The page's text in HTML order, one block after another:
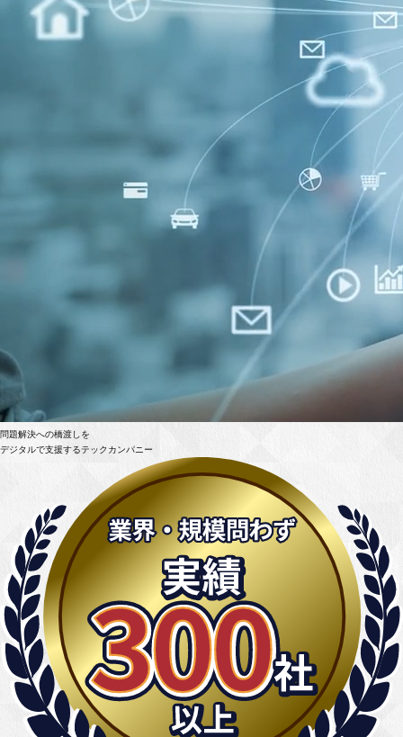
問題解決への橋渡しを
デジタルで支援するテックカンパニー